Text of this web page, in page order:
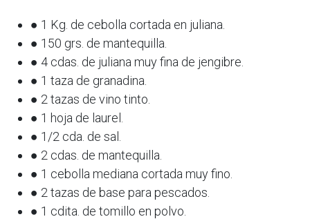
● 1 Kg. de cebolla cortada en juliana.
● 150 grs. de mantequilla.
● 4 cdas. de juliana muy fina de jengibre.
● 1 taza de granadina.
● 2 tazas de vino tinto.
● 1 hoja de laurel.
● 1/2 cda. de sal.
● 2 cdas. de mantequilla.
● 1 cebolla mediana cortada muy fino.
● 2 tazas de base para pescados.
● 1 cdita. de tomillo en polvo.